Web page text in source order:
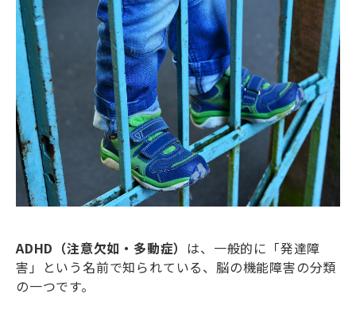
ADHD（注意欠如・多動症） は、一般的に「発達障
害」という名前で知られている、脳の機能障害の分類
の一つです。